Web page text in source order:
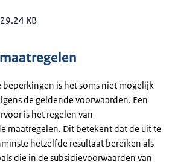
KB
is het soms niet mogelijk
de geldende voorwaarden. Een
is het regelen van
maatregelen. Dit betekent dat de uit te
hetzelfde resultaat bereiken als
die in de subsidievoorwaarden van